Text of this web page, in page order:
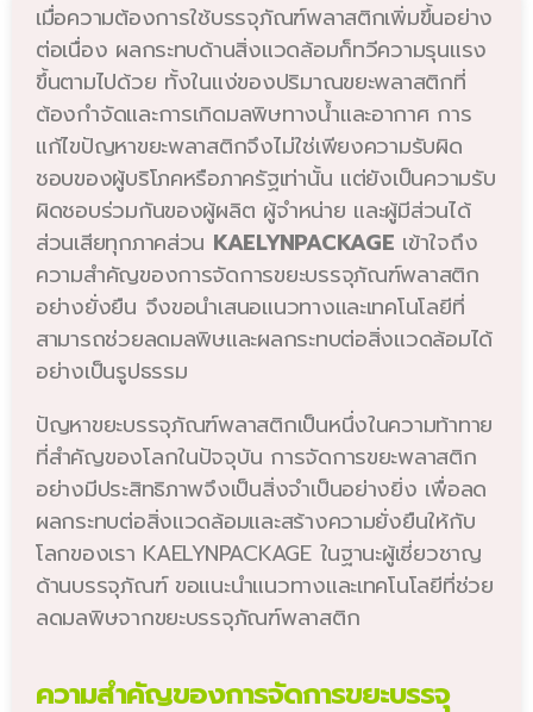
เมื่อความต้องการใช้บรรจุภัณฑ์พลาสติกเพิ่มขึ้นอย่าง
ต่อเนื่อง ผลกระทบด้านสิ่งแวดล้อมก็ทวีความรุนแรง
ขึ้นตามไปด้วย ทั้งในแง่ของปริมาณขยะพลาสติกที่
ต้องกำจัดและการเกิดมลพิษทางน้ำและอากาศ การ
แก้ไขปัญหาขยะพลาสติกจึงไม่ใช่เพียงความรับผิด
ชอบของผู้บริโภคหรือภาครัฐเท่านั้น แต่ยังเป็นความรับ
ผิดชอบร่วมกันของผู้ผลิต ผู้จำหน่าย และผู้มีส่วนได้
ส่วนเสียทุกภาคส่วน KAELYNPACKAGE เข้าใจถึง
ความสำคัญของการจัดการขยะบรรจุภัณฑ์พลาสติก
อย่างยั่งยืน จึงขอนำเสนอแนวทางและเทคโนโลยีที่
สามารถช่วยลดมลพิษและผลกระทบต่อสิ่งแวดล้อมได้
อย่างเป็นรูปธรรม
ปัญหาขยะบรรจุภัณฑ์พลาสติกเป็นหนึ่งในความท้าทาย
ที่สำคัญของโลกในปัจจุบัน การจัดการขยะพลาสติก
อย่างมีประสิทธิภาพจึงเป็นสิ่งจำเป็นอย่างยิ่ง เพื่อลด
ผลกระทบต่อสิ่งแวดล้อมและสร้างความยั่งยืนให้กับ
โลกของเรา KAELYNPACKAGE ในฐานะผู้เชี่ยวชาญ
ด้านบรรจุภัณฑ์ ขอแนะนำแนวทางและเทคโนโลยีที่ช่วย
ลดมลพิษจากขยะบรรจุภัณฑ์พลาสติก
ความสำคัญของการจัดการขยะบรรจุ